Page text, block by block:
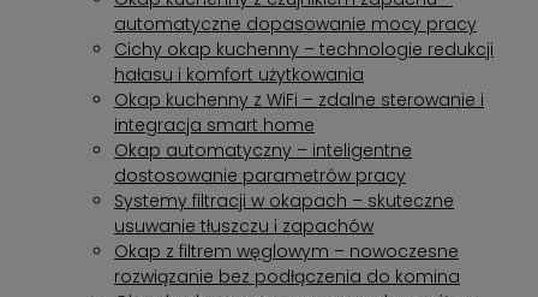
automatyczne dopasowanie mocy pracy
Cichy okap kuchenny – technologie redukcji
hałasu i komfort użytkowania
Okap kuchenny z WiFi – zdalne sterowanie i
integracja smart home
Okap automatyczny – inteligentne
dostosowanie parametrów pracy
Systemy filtracji w okapach – skuteczne
usuwanie tłuszczu i zapachów
Okap z filtrem węglowym – nowoczesne
rozwiązanie bez podłączenia do komina